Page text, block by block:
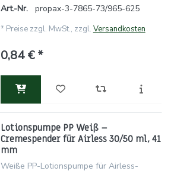
Art.-Nr.
propax-3-7865-73/965-625
* Preise zzgl. MwSt., zzgl. Versandkosten
0,84 € *
Lotionspumpe PP Weiß –
Cremespender für Airless 30/50 ml, 41
mm
Weiße PP-Lotionspumpe für Airless-